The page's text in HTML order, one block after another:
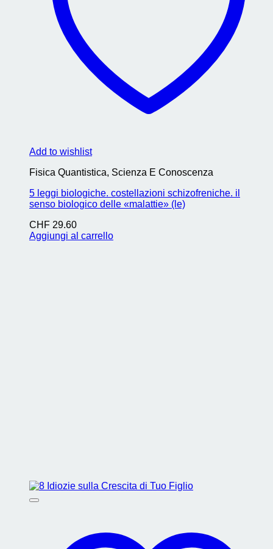
Add to wishlist
Fisica Quantistica, Scienza E Conoscenza
5 leggi biologiche. costellazioni schizofreniche. il
senso biologico delle «malattie» (le)
CHF 29.60
Aggiungi al carrello